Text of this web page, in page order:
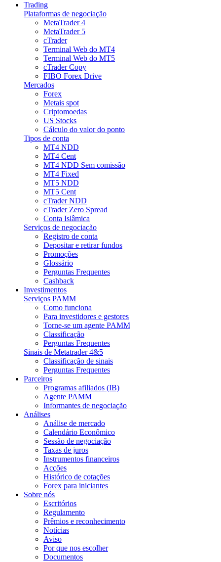
Trading
Plataformas de negociação
MetaTrader 4
MetaTrader 5
cTrader
Terminal Web do MT4
Terminal Web do MT5
cTrader Copy
FIBO Forex Drive
Mercados
Forex
Metais spot
Criptomoedas
US Stocks
Cálculo do valor do ponto
Tipos de conta
MT4 NDD
MT4 Cent
MT4 NDD Sem comissão
MT4 Fixed
MT5 NDD
MT5 Cent
cTrader NDD
cTrader Zero Spread
Conta Islâmica
Serviços de negociação
Registro de conta
Depositar e retirar fundos
Promoções
Glossário
Perguntas Frequentes
Cashback
Investimentos
Serviços PAMM
Como funciona
Para investidores e gestores
Torne-se um agente PAMM
Classificação
Perguntas Frequentes
Sinais de Metatrader 4&5
Classificação de sinais
Perguntas Frequentes
Parceiros
Programas afiliados (IB)
Agente PAMM
Informantes de negociação
Análises
Análise de mercado
Calendário Econômico
Sessão de negociação
Taxas de juros
Instrumentos financeiros
Acções
Histórico de cotações
Forex para iniciantes
Sobre nós
Escritórios
Regulamento
Prêmios e reconhecimento
Notícias
Aviso
Por que nos escolher
Documentos